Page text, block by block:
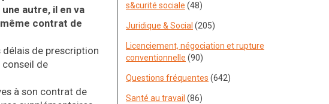
autre, il en va
contrat de
délais de prescription
conseil de
à son contrat de
s&curité sociale (48)
Juridique & Social (205)
Licenciement, négociation et rupture
conventionnelle (90)
Questions fréquentes (642)
Santé au travail (86)